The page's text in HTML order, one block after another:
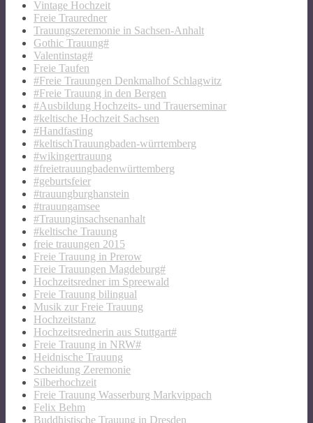
Vintage Hochzeit
Freie Trauredner
Trauungszeremonie in Sachsen-Anhalt
Gothic Trauung#
Valentinstag#
Freie Taufen
#Freie Trauungen Denkmalhof Schlagwitz
#Freie Trauung in den Bergen
#Ausbildung Hochzeits- und Trauerseminar
#keltische Hochzeit Sachsen
#Handfasting
#keltischTrauungbaden-würrtemberg
#wikingertrauung
#freietrauungbadenwürttemberg
#geburtsfeier
#trauungburghanstein
#trauungamsee
#Trauunginsachsenanhalt
#keltische Trauung
freie trauungen 2015
Freie Trauung in Prerow
Freie Trauungen Magdeburg#
Hochzeitsredner im Spreewald
Freie Trauung bilingual
Musik zur Freie Trauung
Hochzeitstanz
Hochzeitsrednerin aus Stuttgart#
Freie Trauung in NRW#
Heidnische Trauung
Scheidung Zeremonie
Silberhochzeit
Freie Trauung Wasserburg Markvippach
Felix Behm
Buddhistische Trauung in Dresden